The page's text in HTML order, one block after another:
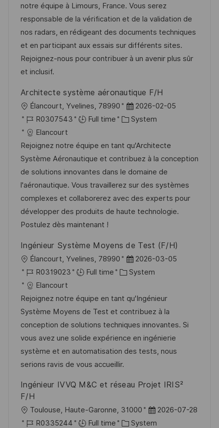
a
t
i
o
n
t
e
d
D
a
b
I
d
t
e
g
o
r
notre équipe à Limours, France. Vous serez
responsable de la vérification et de la validation de
nos radars, en rédigeant des documents techniques
et en participant aux essais sur différents sites.
Rejoignez-nous pour contribuer à un avenir plus sûr
et inclusif.
Architecte système aéronautique F/H
L
o
c
a
t
i
o
n
Élancourt, Yvelines, 78990
P
o
t
e
d
D
a
t
2026-02-05
J
o
b
I
d
R0307543 Full time
C
t
e
g
o
r
y
System
Elancourt
Rejoignez notre équipe en tant qu'Architecte
Système Aéronautique et contribuez à la conception
de solutions innovantes dans le domaine de
l'aéronautique. Vous travaillerez sur des systèmes
complexes et collaborerez avec des experts pour
développer des produits de haute technologie.
Postulez dès maintenant !
Ingénieur Système Moyens de Test (F/H)
L
o
c
a
t
i
o
n
Élancourt, Yvelines, 78990
P
o
t
e
d
D
a
2026-03-05
J
o
b
I
d
R0319023 Full time
C
t
e
g
o
r
y
System
Elancourt
Rejoignez notre équipe en tant qu'Ingénieur
Système Moyens de Test et contribuez à la
conception de solutions techniques innovantes. Si
vous avez une solide expérience en ingénierie
système et en automatisation des tests, nous
serions ravis de vous accueillir.
Ingénieur IVVQ M&C et réseau Projet IRIS²
F/H
L
o
Toulouse, Haute-Garonne, 31000
P
o
2026-07-28
J
R0335244 Full time
C System